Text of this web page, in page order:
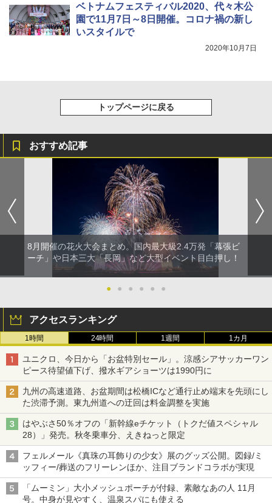
ベトナムフェスティバル2020、代々木公
園で11月7日～8日開催。コロナ禍の新し
いスタイルで
2020年10月7日
トップページに戻る
おすすめ記事
8月開催の花火大会まとめ。国内最大級2.4万発「幕張ビ
ーチ」や日本三大「長岡」など大型イベント目白押し！
● ● ● ● ● ●
アクセスランキング
1時間 24時間 1週間 1カ月
ユニクロ、今日から「お盆特別セール」。涼感シアサッカーワン
ピース待望値下げ、撥水ギアショーツは1990円に
九州の高速道路、お盆期間は松橋ICなど通行止め端末を先頭にし
た渋滞予測。東九州道への迂回は料金調整を実施
はやぶさ50％オフの「新幹線eチケット（トクだ値スペシャル
28）」発売。秋冬乗車分、えきねっと限定
フェルメール《真珠の耳飾りの少女》展のグッズ公開。図録/ミ
ッフィー/葬送のフリーレンほか、注目ブランドコラボが実現
「ムーミン」大小メッシュポーチが付録、素敵なあの人 11月
号。中身が見やすく、温泉スパにも使える